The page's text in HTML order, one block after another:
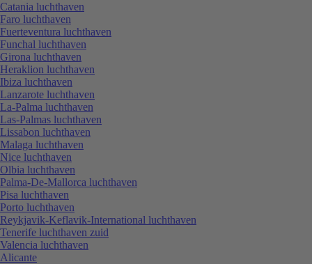
Catania luchthaven
Faro luchthaven
Fuerteventura luchthaven
Funchal luchthaven
Girona luchthaven
Heraklion luchthaven
Ibiza luchthaven
Lanzarote luchthaven
La-Palma luchthaven
Las-Palmas luchthaven
Lissabon luchthaven
Malaga luchthaven
Nice luchthaven
Olbia luchthaven
Palma-De-Mallorca luchthaven
Pisa luchthaven
Porto luchthaven
Reykjavik-Keflavik-International luchthaven
Tenerife luchthaven zuid
Valencia luchthaven
Alicante